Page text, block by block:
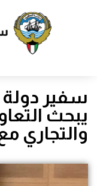
سفير دولة
يبحث
والتجاري مع